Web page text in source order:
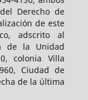
Derecho de
de este
adscrito al
de la Unidad
colonia Villa
Ciudad de
de la última